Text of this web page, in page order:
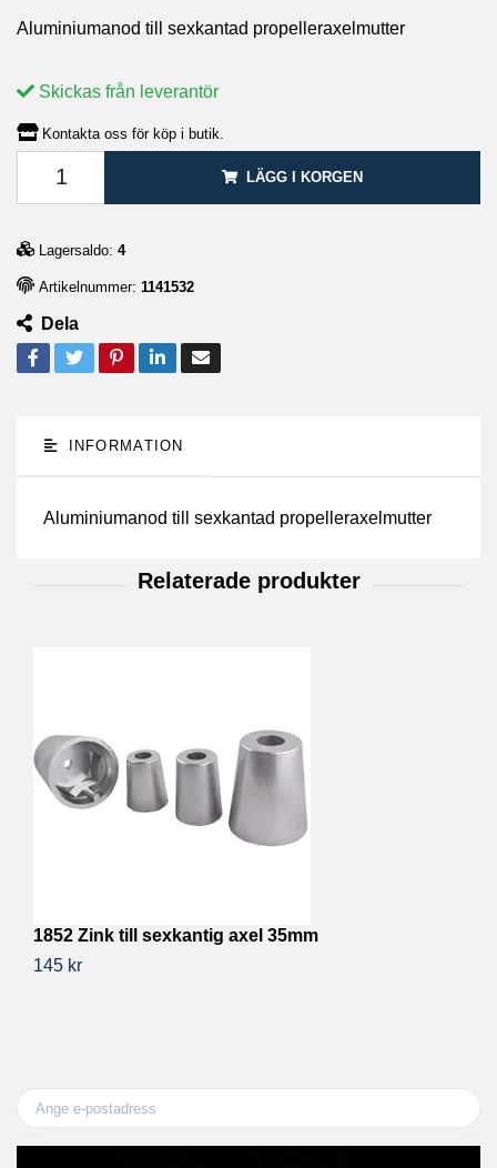
Aluminiumanod till sexkantad propelleraxelmutter
Skickas från leverantör
Kontakta oss för köp i butik.
LÄGG I KORGEN
Lagersaldo: 4
Artikelnummer: 1141532
Dela
INFORMATION
Aluminiumanod till sexkantad propelleraxelmutter
1852 Zink till sexkantig axel 35mm
145 kr